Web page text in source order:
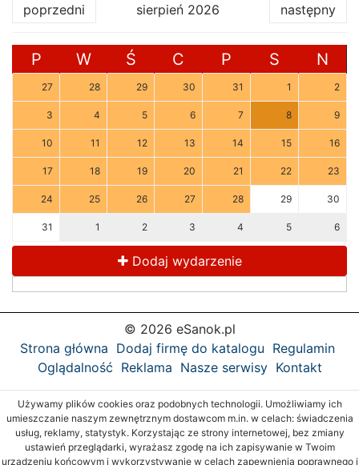
poprzedni sierpień 2026 następny
P W Ś C P S N
27 28 29 30 31 1 2
3 4 5 6 7 8 9
10 11 12 13 14 15 16
17 18 19 20 21 22 23
24 25 26 27 28 29 30
31 1 2 3 4 5 6
Dodaj wydarzenie
© 2026 eSanok.pl
Strona główna Dodaj firmę do katalogu Regulamin
Oglądalność Reklama Nasze serwisy Kontakt
Używamy plików cookies oraz podobnych technologii. Umożliwiamy ich
umieszczanie naszym zewnętrznym dostawcom m.in. w celach: świadczenia
usług, reklamy, statystyk. Korzystając ze strony internetowej, bez zmiany
ustawień przeglądarki, wyrażasz zgodę na ich zapisywanie w Twoim
urządzeniu końcowym i wykorzystywanie w celach zapewnienia poprawnego i